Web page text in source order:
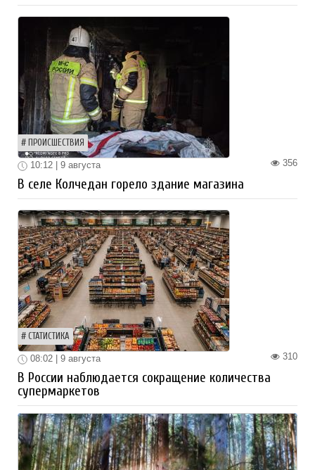
ПРОИСШЕСТВИЯ
356
10:12 | 9 августа
В селе Колчедан горело здание магазина
СТАТИСТИКА
310
08:02 | 9 августа
В России наблюдается сокращение количества
супермаркетов